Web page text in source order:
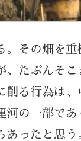
。その畑を
、たぶんそ
削る行為は
河の一部で
ったと思う